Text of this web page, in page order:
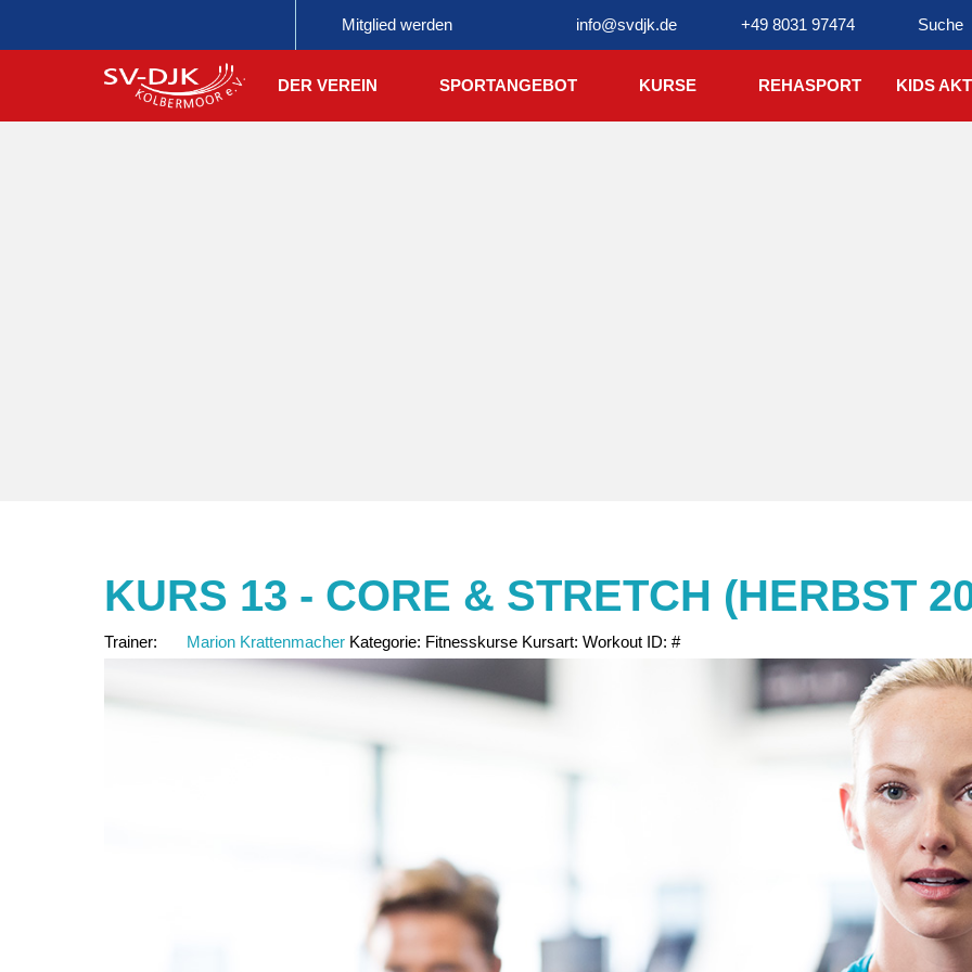
Mitglied werden info@svdjk.de +49 8031 97474 Suche
DER VEREIN SPORTANGEBOT KURSE REHASPORT KIDS
KURS 13 - CORE & STRETCH (HERBST
Trainer: Marion Krattenmacher Kategorie: Fitnesskurse Kursart: Workout ID: #